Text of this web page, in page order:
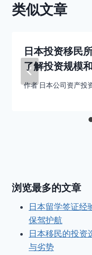
类似文章
日本投资移民
了解投资规模
作者 日本公司资产投
浏览最多的文章
日本留学签证经
保驾护航
日本移民的投资
与劣势